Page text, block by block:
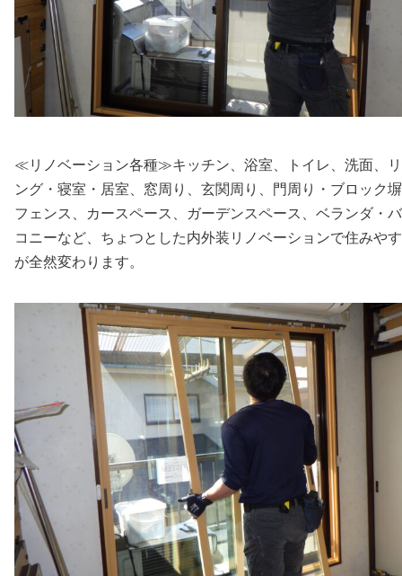
≪リノベーション各種≫キッチン、浴室、トイレ、洗面、
ング・寝室・居室、窓周り、玄関周り、門周り・ブロック
フェンス、カースペース、ガーデンスペース、ベランダ・
コニーなど、ちょつとした内外装リノベーションで住みや
が全然変わります。